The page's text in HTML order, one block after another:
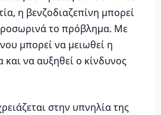
η βενζοδιαζεπίνη μπορεί
το πρόβλημα. Με
μπορεί να μειωθεί η
και να αυξηθεί ο κίνδυνος
στην υπνηλία της